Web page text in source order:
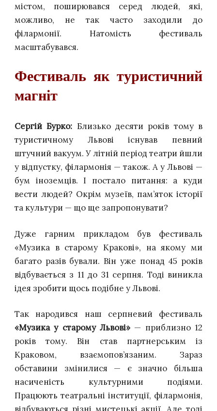
містом, поширювався серед людей, які,
можливо, не так часто заходили до
філармонії. Натомість фестиваль
масштабувався.
Фестиваль як туристичний
магніт
Сергій Бурко: Близько десяти років тому в
туристичному Львові існував певний
штучний вакуум. У літній період театри йшли
у відпустку, філармонія — також. А у Львові —
бум іноземців. І постало питання: а куди
вести людей? Окрім музеїв, пам’яток історії
та культури — що ще запропонувати?
Дуже гарним прикладом був фестиваль
«Музика в старому Кракові», на якому ми
багато разів бували. Він уже понад 45 років
відбувається з 11 до 31 серпня. Тоді виникла
ідея зробити щось подібне у Львові.
Так народився наш серпневий фестиваль
«Музика у старому Львові» — приблизно 12
років тому. Він став партнерським із
Краковом, взаємопов’язаним. Зараз
обставини змінилися — є значно більша
насиченість культурними подіями.
Працюють театральні інституції, філармонія,